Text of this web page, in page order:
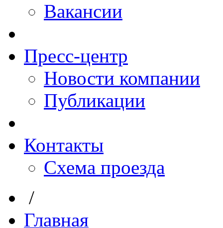
Вакансии
Пресс-центр
Новости компании
Публикации
Контакты
Схема проезда
/
Главная